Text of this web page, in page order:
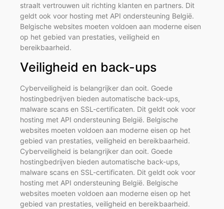
straalt vertrouwen uit richting klanten en partners. Dit
geldt ook voor hosting met API ondersteuning België.
Belgische websites moeten voldoen aan moderne eisen
op het gebied van prestaties, veiligheid en
bereikbaarheid.
Veiligheid en back-ups
Cyberveiligheid is belangrijker dan ooit. Goede
hostingbedrijven bieden automatische back-ups,
malware scans en SSL-certificaten. Dit geldt ook voor
hosting met API ondersteuning België. Belgische
websites moeten voldoen aan moderne eisen op het
gebied van prestaties, veiligheid en bereikbaarheid.
Cyberveiligheid is belangrijker dan ooit. Goede
hostingbedrijven bieden automatische back-ups,
malware scans en SSL-certificaten. Dit geldt ook voor
hosting met API ondersteuning België. Belgische
websites moeten voldoen aan moderne eisen op het
gebied van prestaties, veiligheid en bereikbaarheid.